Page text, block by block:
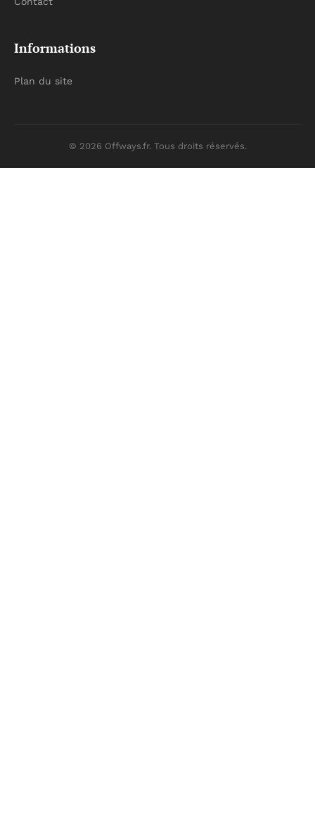
Informations
Plan du site
© 2026 Offways.fr. Tous droits réservés.